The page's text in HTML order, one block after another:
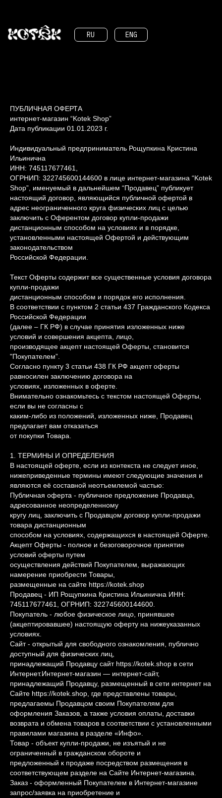
ПУБЛИЧНАЯ ОФЕРТА
интернет-магазин “Kotek Shop”
Дата публикации 01.01.2023 г.
Индивидуальный предприниматель Рощупкина Кристина
Ильинична
ИНН: 745117677461,
ОГРНИП: 322745600144600 в лице интернет-магазина “Kotek
Shop”, именуемый в дальнейшем “Продавец” публикует
настоящий договор, являющийся публичной офертой в
адрес неограниченного круга физических лиц с целью
заключить с Оферентом договор купли-продажи
дистанционным способом на условиях и в порядке,
установленными настоящей Офертой и действующим
законодательством
Российской Федерации.
Текст Оферты содержит все существенные условия договора
купли-продажи
дистанционным способом и порядок его исполнения.
В соответствии с пунктом 2 статьи 437 Гражданского Кодекса
Российской Федерации
(далее – ГК РФ) в случае принятия изложенных ниже
условий и совершения акцепта, лицо,
производящее акцепт настоящей Оферты, становится
"Покупателем”.
Согласно пункту 3 статьи 438 ГК РФ акцепт оферты
равносилен заключению договора на
условиях, изложенных в оферте.
Внимательно ознакомьтесь с текстом настоящей Оферты,
если вы не согласны с
каким-либо из положений, изложенных ниже, Продавец
предлагает вам отказаться
от покупки Товара.
1. ТЕРМИНЫ И ОПРЕДЕЛЕНИЯ
В настоящей оферте, если из контекста не следует иное,
нижеприведенные термины имеют следующие значения и
являются её составной неотъемлемой частью:
Публичная оферта - публичное предложение Продавца,
адресованное неопределенному
кругу лиц, заключить с Продавцом договор купли-продажи
товара дистанционным
способом на условиях, содержащихся в настоящей Оферте.
Акцепт Оферты - полное и безоговорочное принятие
условий оферты путем
осуществления действий Покупателем, выражающих
намерение приобрести Товары,
размещенные на сайте https://kotek.shop
Продавец - ИП Рощупкина Кристина Ильинична ИНН:
745117677461, ОГРНИП: 322745600144600.
Покупатель - любое физическое лицо, принявшее
(акцептировавшее) настоящую оферту на нижеуказанных
условиях.
Сайт - открытый для свободного ознакомления, публично
доступный для физических лиц,
принадлежащий Продавцу сайт https://kotek.shop в сети
Интернет.Интернет-магазин — интернет-сайт,
принадлежащий Продавцу, размещенный в сети интернет на
Сайте https://kotek.shop, где представлены товары,
предлагаемы Продавцом своим Покупателям для
оформления Заказов, а также условия оплаты, доставки
возврата и обмена товаров в соответствии с установленными
правилами магазина в разделе «Инфо».
Товар - объект купли-продажи, не изъятый и не
ограниченный в гражданском обороте и
предложенный к продаже посредством размещения в
соответствующем разделе на Сайте Интернет-магазина.
Заказ - оформленный Покупателем в Интернет-магазине
запрос/заявка на приобретение и